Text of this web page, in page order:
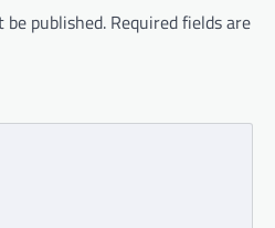
published. Required fields are